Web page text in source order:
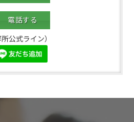
電話する
所公式ライン）